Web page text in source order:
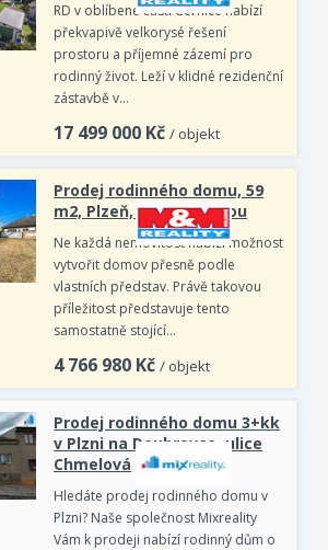
RD v oblíbené části Černice nabízí
překvapivě velkorysé řešení
prostoru a příjemné zázemí pro
rodinný život. Leží v klidné rezidenční
zástavbě v…
17 499 000 Kč / objekt
Prodej rodinného domu, 59
m2, Plzeň, ul. Pod Školou
Ne každá nemovitost nabízí možnost
vytvořit domov přesně podle
vlastních představ. Právě takovou
příležitost představuje tento
samostatně stojící…
4 766 980 Kč / objekt
Prodej rodinného domu 3+kk
v Plzni na Doubravce, ulice
Chmelová
Hledáte prodej rodinného domu v
Plzni? Naše společnost Mixreality
Vám k prodeji nabízí rodinný dům o